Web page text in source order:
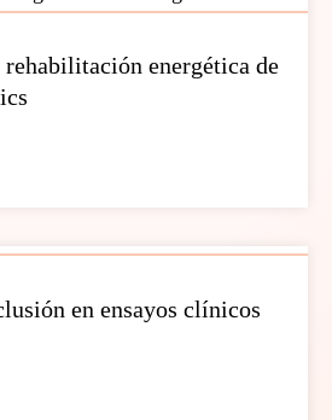
rehabilitación energética de
en ensayos clínicos